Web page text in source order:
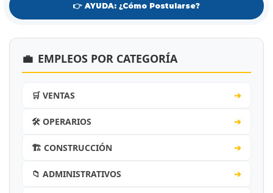
👉 AYUDA: ¿Cómo Postularse?
💼 EMPLEOS POR CATEGORÍA
🛒 VENTAS ➔
🛠️ OPERARIOS ➔
🏗️ CONSTRUCCIÓN ➔
📁 ADMINISTRATIVOS ➔